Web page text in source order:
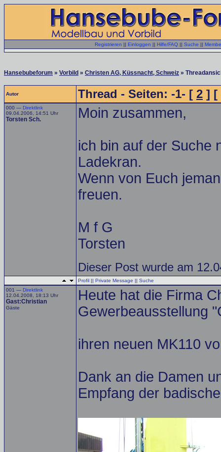
Registrieren || Einloggen || Hilfe/FAQ || Suche ||
Hansebubeforum » Vorbild » Christen AG, Küssnacht, Schweiz »
Autor Thread - Seiten: -1- [ 2 ] [
000 — Direktlink
09.04.2006, 14:51 Uhr
Torsten Sch. Moin zusammen,
ich bin auf der Suche
Ladekran.
Wenn von Euch
freuen.
M f G
Torsten
Dieser Post wurde am
Profil || Private Message || Suche
001 — Direktlink
12.04.2008, 18:13 Uhr
Gast:Christian
Gäste
Heute hat die Firma
Gewerbeausstellung
ihren neuen MK110
Dank an die Damen
Empfang der